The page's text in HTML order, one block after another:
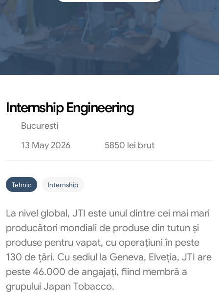
Internship Engineering
Bucuresti
13 May 2026
5850 lei brut
Tehnic Internship
La nivel global, JTI este unul dintre cei mai mari
producători mondiali de produse din tutun și
produse pentru vapat, cu operațiuni în peste
130 de țări. Cu sediul la Geneva, Elveția, JTI are
peste 46.000 de angajați, fiind membră a
grupului Japan Tobacco.